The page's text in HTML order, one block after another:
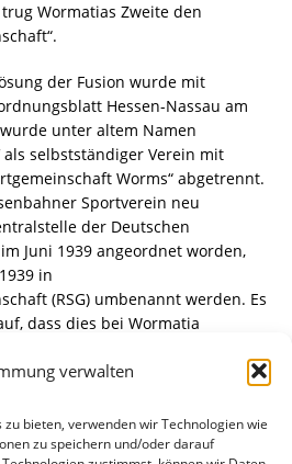
verwalten
bieten, verwenden wir Technologien wie
zu speichern und/oder darauf
Wormatias Zweite den
der Fusion wurde mit
Hessen-Nassau am
unter altem Namen
als selbstständiger Verein mit
Worms“ abgetrennt.
Sportverein neu
der Deutschen
Juni 1939 angeordnet worden,
in
(RSG) umbenannt werden. Es
dass dies bei Wormatia
wurden Todesanzeigen noch
Nr. 23 des Alliierten
und Entmilitarisierung des